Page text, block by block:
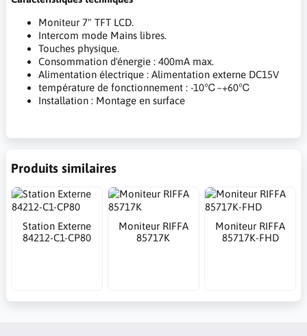
Moniteur 7" TFT LCD.
Intercom mode Mains libres.
Touches physique.
Consommation d'énergie : 400mA max.
Alimentation électrique : Alimentation externe DC15V
température de fonctionnement : -10℃~+60℃
Installation : Montage en surface
Produits similaires
Station Externe
84212-C1-CP80
Moniteur RIFFA
85717K
Moniteur RIFFA
85717K-FHD